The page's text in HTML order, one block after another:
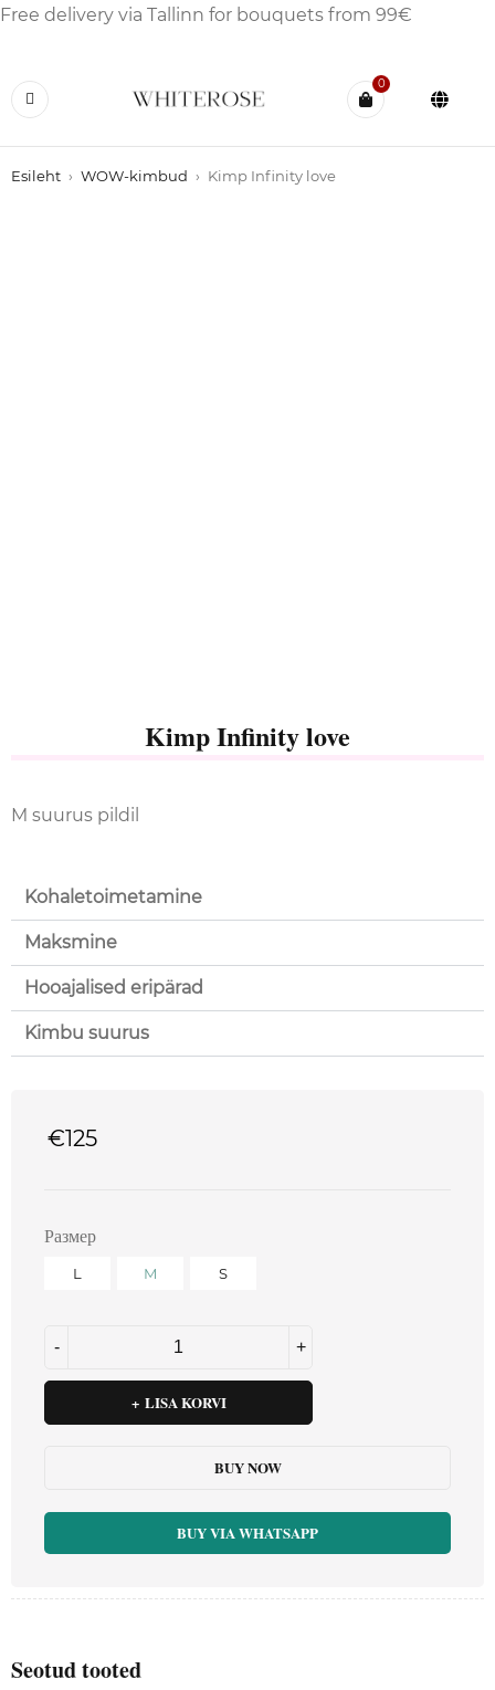
Free delivery via Tallinn for bouquets from 99€
0
Esileht › WOW-kimbud › Kimp Infinity love
Kimp Infinity love
M suurus pildil
Kohaletoimetamine
Maksmine
Hooajalised eripärad
Kimbu suurus
€125
Размер
L M S
LISA KORVI
BUY NOW
BUY VIA WHATSAPP
Seotud tooted